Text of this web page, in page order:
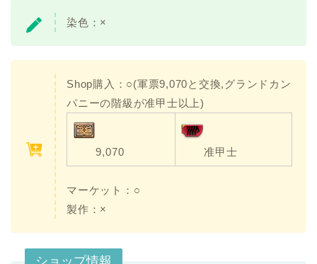
染色：×
Shop購入：○(軍票9,070と交換,グランドカン
パニーの階級が准甲士以上)
9,070 准甲士
マーケット：○
製作：×
ショップ情報